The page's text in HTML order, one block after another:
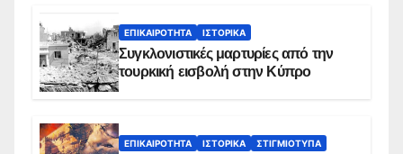
ΕΠΙΚΑΙΡΌΤΗΤΑ ΙΣΤΟΡΙΚΆ
Συγκλονιστικές μαρτυρίες από την
τουρκική εισβολή στην Κύπρο
ΕΠΙΚΑΙΡΌΤΗΤΑ ΙΣΤΟΡΙΚΆ ΣΤΙΓΜΙΌΤΥΠΑ